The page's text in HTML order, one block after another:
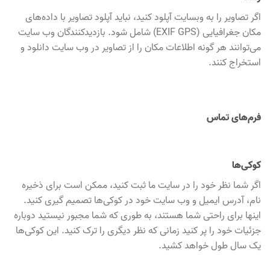
اگر تصاویر را به وبسایت آپلود کنید، نباید آپلود تصاویر با داده‌های
مکان جغرافیایی (EXIF GPS) شامل شود. بازدیدکنندگان وب سایت
می‌توانند هر گونه اطلاعات مکان را از تصاویر در وب سایت دانلود و
استخراج کنند.
فرم‌های تماس
کوکی‌ها
اگر شما نظر خود را در سایت ما ثبت کنید، ممکن است برای ذخیره
نام، آدرس ایمیل و وب سایت خود در کوکی‌ها تصمیم گیری کنید.
اینها برای راحتی شما هستند، به طوری که شما مجبور نیستید دوباره
جزئیات خود را پر کنید زمانی که نظر دیگری را ترک کنید. این کوکی‌ها
یک سال طول خواهد کشید.